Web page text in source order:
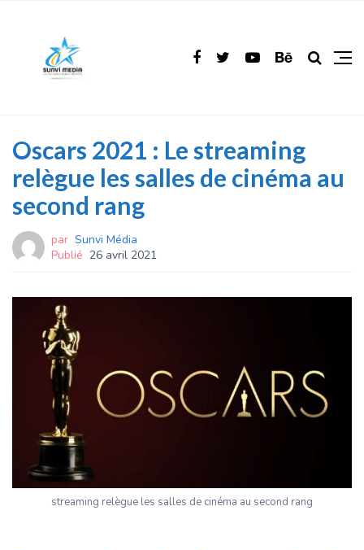
Oscars 2021 : Le streaming
relègue les salles de cinéma au
second rang
par Sunvi Média
Publié 26 avril 2021
streaming relègue les salles de cinéma au second rang